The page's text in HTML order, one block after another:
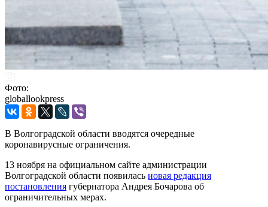
Фото:
globallookpress
В Волгоградской области вводятся очередные
коронавирусные ограничения.
13 ноября на официальном сайте администрации
Волгоградской области появилась новая редакция
постановления губернатора Андрея Бочарова об
ограничительных мерах.